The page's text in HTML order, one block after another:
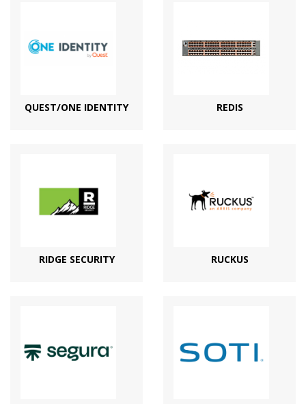
QUEST/ONE IDENTITY REDIS
RIDGE SECURITY RUCKUS